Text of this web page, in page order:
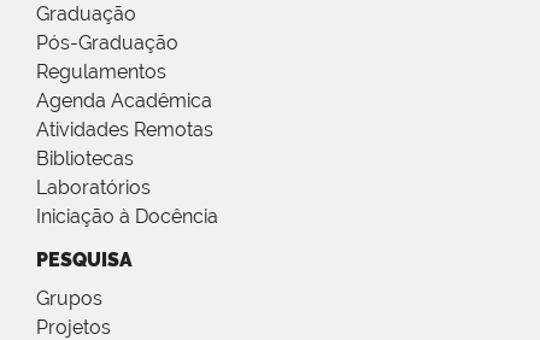
Graduação
Pós-Graduação
Regulamentos
Agenda Acadêmica
Atividades Remotas
Bibliotecas
Laboratórios
Iniciação à Docência
PESQUISA
Grupos
Projetos